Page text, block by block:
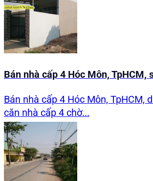
Bán nhà cấp 4 Hóc Môn, TpHCM,
Bán nhà cấp 4 Hóc Môn, TpHCM,
căn nhà cấp 4 chờ...